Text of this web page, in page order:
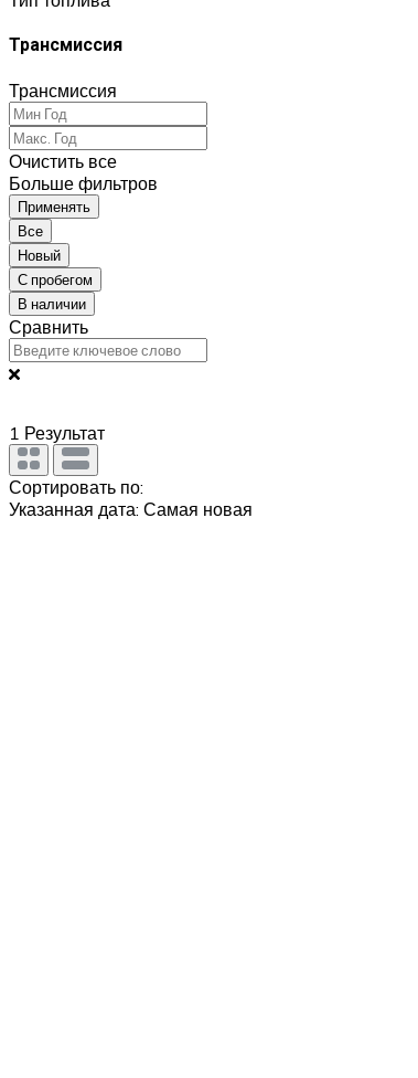
Трансмиссия
Трансмиссия
Очистить все
Больше фильтров
Применять
Все
Новый
С пробегом
В наличии
Сравнить
1 Результат
Сортировать по:
Указанная дата: Самая новая